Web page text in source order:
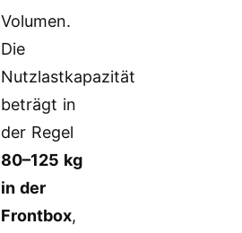
Volumen.
Die
Nutzlastkapazität
beträgt in
der Regel
80–125 kg
in der
Frontbox,